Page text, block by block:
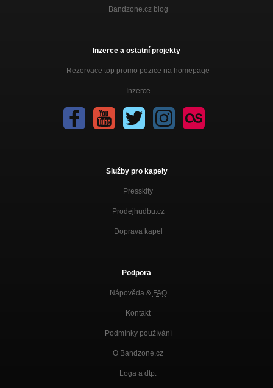
Bandzone.cz blog
Inzerce a ostatní projekty
Rezervace top promo pozice na homepage
Inzerce
Služby pro kapely
Presskity
Prodejhudbu.cz
Doprava kapel
Podpora
Nápověda & FAQ
Kontakt
Podmínky používání
O Bandzone.cz
Loga a dtp.